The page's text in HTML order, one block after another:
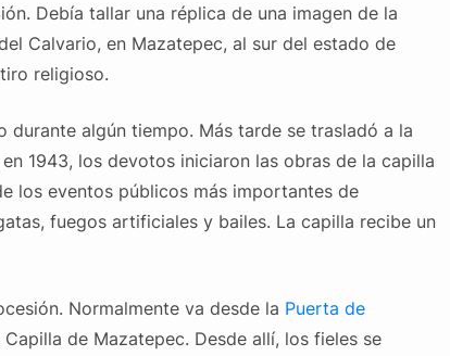
Debía tallar una réplica de una imagen de la
Calvario, en Mazatepec, al sur del estado de
religioso.
durante algún tiempo. Más tarde se trasladó a la
1943, los devotos iniciaron las obras de la capilla
los eventos públicos más importantes de
fuegos artificiales y bailes. La capilla recibe un
Normalmente va desde la Puerta de
de Mazatepec. Desde allí, los fieles se